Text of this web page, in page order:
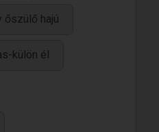
őszülő hajú
külön él